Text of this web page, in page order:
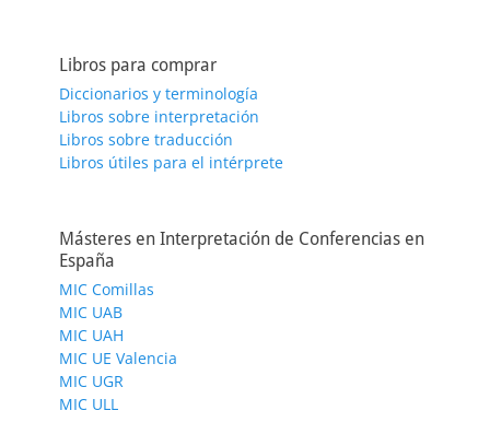
Libros para comprar
Diccionarios y terminología
Libros sobre interpretación
Libros sobre traducción
Libros útiles para el intérprete
Másteres en Interpretación de Conferencias en
España
MIC Comillas
MIC UAB
MIC UAH
MIC UE Valencia
MIC UGR
MIC ULL